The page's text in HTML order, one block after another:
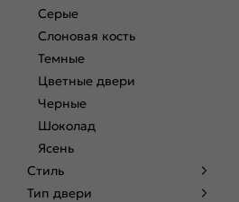
Серые
Слоновая кость
Темные
Цветные двери
Черные
Шоколад
Ясень
Стиль
Тип двери